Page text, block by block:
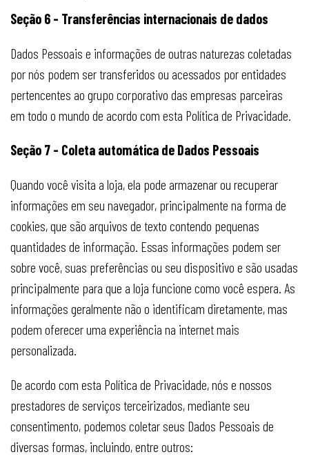
Seção 6 - Transferências internacionais de dados
Dados Pessoais e informações de outras naturezas coletadas
por nós podem ser transferidos ou acessados por entidades
pertencentes ao grupo corporativo das empresas parceiras
em todo o mundo de acordo com esta Política de Privacidade.
Seção 7 - Coleta automática de Dados Pessoais
Quando você visita a loja, ela pode armazenar ou recuperar
informações em seu navegador, principalmente na forma de
cookies, que são arquivos de texto contendo pequenas
quantidades de informação. Essas informações podem ser
sobre você, suas preferências ou seu dispositivo e são usadas
principalmente para que a loja funcione como você espera. As
informações geralmente não o identificam diretamente, mas
podem oferecer uma experiência na internet mais
personalizada.
De acordo com esta Política de Privacidade, nós e nossos
prestadores de serviços terceirizados, mediante seu
consentimento, podemos coletar seus Dados Pessoais de
diversas formas, incluindo, entre outros: